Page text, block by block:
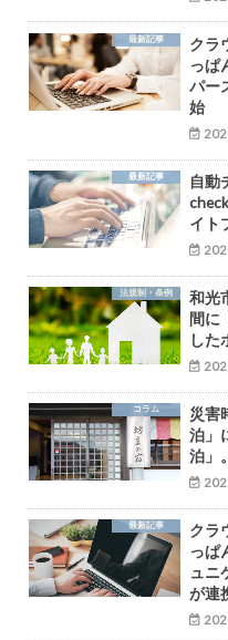
最新記事
クラ
っぱ
パー
始
最新記事
自動
イト
法規制・条例
和光
間に
した
コラム
災害
泊」
泊」
最新記事
クラ
っぱ
ュニ
が連